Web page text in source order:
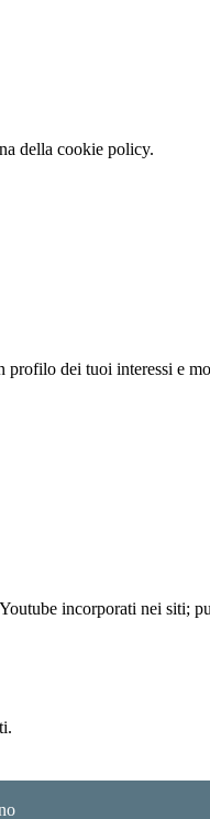
della cookie policy.
dei tuoi interessi e
incorporati nei siti;